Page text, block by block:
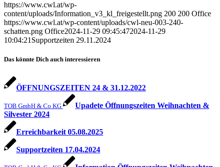
https://www.cwl.at/wp-
content/uploads/Information_v3_kl_freigestellt.png 200 200 Office
https://www.cwl.at/wp-content/uploads/cwl-neu-003-240-
schatten.png Office2024-11-29 09:45:472024-11-29
10:04:21 Supportzeiten 29.11.2024
Das könnte Dich auch interessieren
ÖFFNUNGSZEITEN 24 & 31.12.2022
TOB GmbH & Co KG
Upadete Öffnungszeiten Weihnachten &
Silvester 2024
Erreichbarkeit 05.08.2025
Supportzeiten 17.04.2024